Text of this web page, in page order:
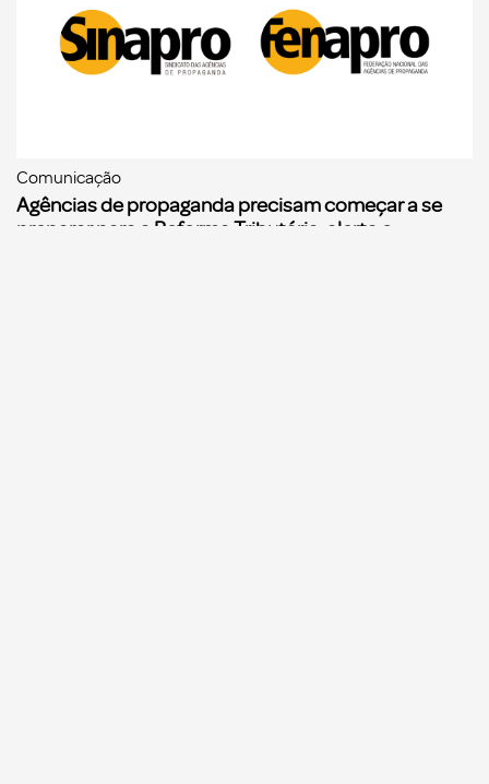
Comunicação
Agências de propaganda precisam começar a se
preparar para a Reforma Tributária, alerta o